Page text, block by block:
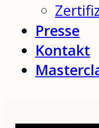
Presse
Kontakt